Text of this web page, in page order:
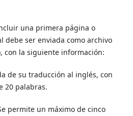
una primera página o
debe ser enviada como archivo
con la siguiente información:
de su traducción al inglés, con
20 palabras.
permite un máximo de cinco